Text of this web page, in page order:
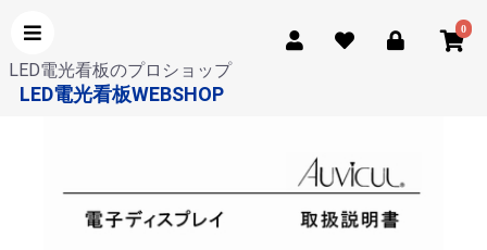
0
LED電光看板のプロショップ
LED電光看板WEBSHOP